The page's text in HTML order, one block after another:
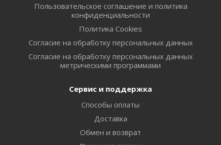
Пользовательское соглашение и политика
конфиденциальности
Политика Cookies
Согласие на обработку персональных данных
Согласие на обработку персональных данных
метрическими программами
Сервис и поддержка
Способы оплаты
Доставка
Обмен и возврат